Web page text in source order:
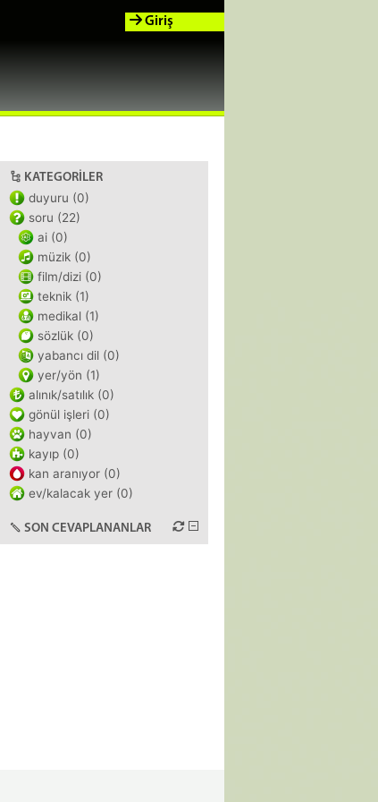
Giriş
KATEGORILER
duyuru (0)
soru (22)
ai (0)
müzik (0)
film/dizi (0)
teknik (1)
medikal (1)
sözlük (0)
yabancı dil (0)
yer/yön (1)
alınık/satılık (0)
gönül işleri (0)
hayvan (0)
kayıp (0)
kan aranıyor (0)
ev/kalacak yer (0)
SON CEVAPLANANLAR